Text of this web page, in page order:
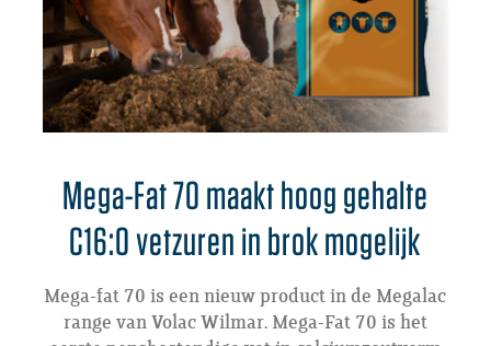
Mega-Fat 70 maakt hoog gehalte
C16:0 vetzuren in brok mogelijk
Mega-fat 70 is een nieuw product in de Megalac
range van Volac Wilmar. Mega-Fat 70 is het